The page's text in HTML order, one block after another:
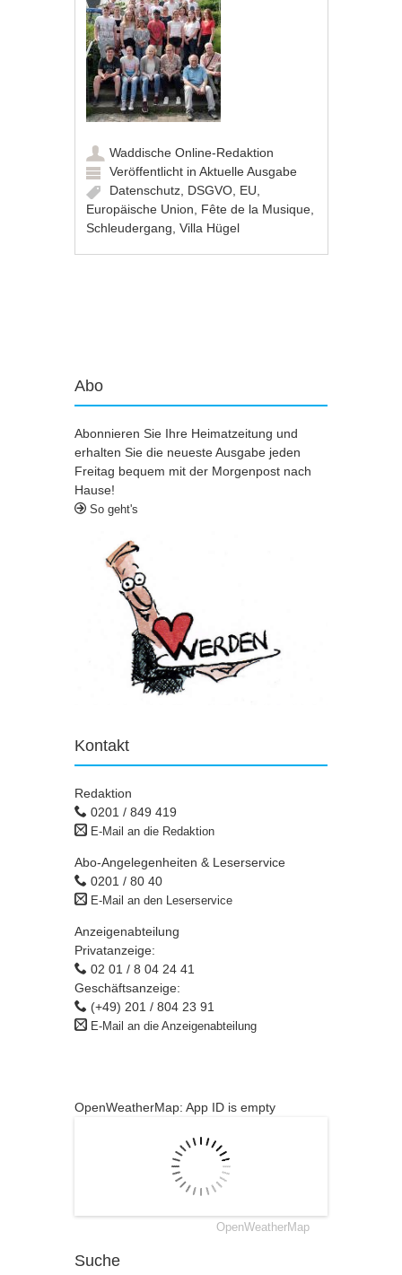
Waddische Online-Redaktion
Veröffentlicht inAktuelle Ausgabe
Datenschutz DSGVO EU
Europäische Union
Fête de la Musique
Schleudergang ,Villa Hügel
Abo
Abonnieren Sie Ihre Heimatzeitung und
erhalten Sie die neueste Ausgabe jeden
Freitag bequem mit der Morgenpost nach
Hause!
So geht's
Kontakt
Redaktion
0201 / 849 419
E-Mail an die Redaktion
Abo-Angelegenheiten & Leserservice
0201 / 80 40
E-Mail an den Leserservice
Anzeigenabteilung
Privatanzeige:
02 01 / 8 04 24 41
Geschäftsanzeige:
(+49) 201 / 804 23 91
E-Mail an die Anzeigenabteilung
OpenWeatherMap: App ID is empty
OpenWeatherMap
Suche